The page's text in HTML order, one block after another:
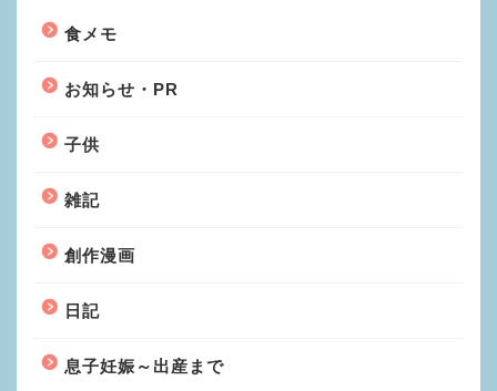
食メモ
お知らせ・PR
子供
雑記
創作漫画
日記
息子妊娠～出産まで